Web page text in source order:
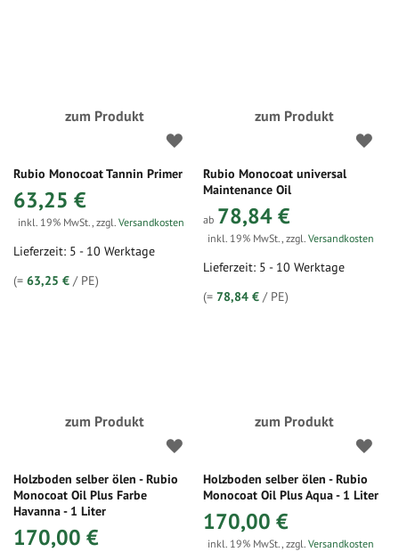
zum Produkt
Rubio Monocoat Tannin Primer
63,25 €
inkl. 19% MwSt., zzgl. Versandkosten
Lieferzeit: 5 - 10 Werktage
(= 63,25 € / PE)
zum Produkt
Rubio Monocoat universal
Maintenance Oil
ab 78,84 €
inkl. 19% MwSt.,zzgl.Versandkosten
Lieferzeit: 5 - 10 Werktage
(=78,84 € / PE)
zum Produkt
Holzboden selber ölen - Rubio
Monocoat Oil Plus Farbe
Havanna - 1 Liter
170,00 €
zum Produkt
Holzboden selber ölen - Rubio
Monocoat Oil Plus Aqua - 1 Liter
170,00 €
inkl. 19% MwSt.,zzgl.Versandkosten